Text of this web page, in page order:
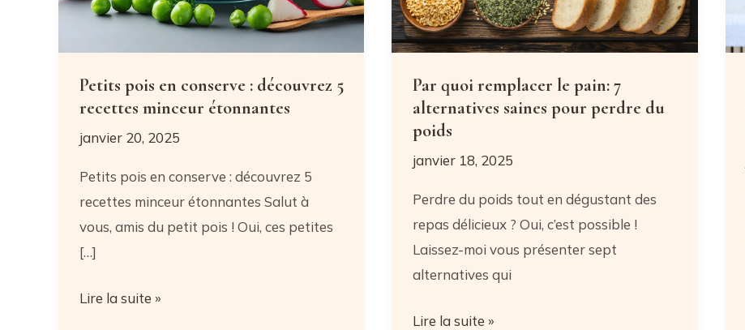
Petits pois en conserve : découvrez 5
recettes minceur étonnantes
janvier 20, 2025
Petits pois en conserve : découvrez 5
recettes minceur étonnantes Salut à
vous, amis du petit pois ! Oui, ces petites
[…]
Petits
Lire la suite »
Par quoi remplacer le pain: 7
alternatives saines pour perdre du
poids
janvier 18, 2025
Perdre du poids tout en dégustant des
repas délicieux ? Oui, c’est possible !
Laissez-moi vous présenter sept
alternatives qui
Par
Lire la suite »